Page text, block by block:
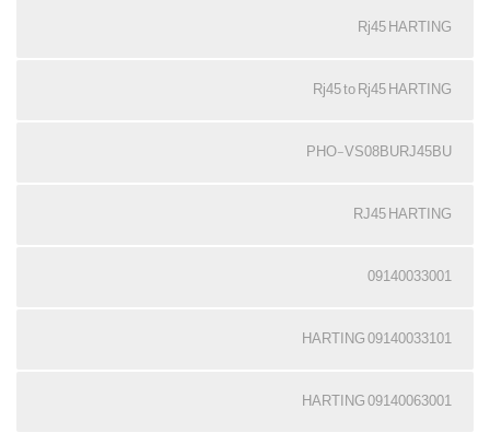
Rj45 HARTING
Rj45 to Rj45 HARTING
PHO-VS08BURJ45BU
RJ45 HARTING
09140033001
09140033101 HARTING
09140063001 HARTING